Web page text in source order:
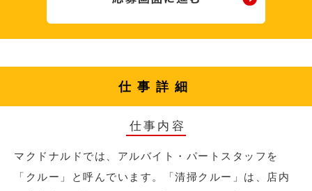
仕事詳細
仕事内容
マクドナルドでは、アルバイト・パートスタッフを
「クルー」と呼んでいます。「清掃クルー」は、店内